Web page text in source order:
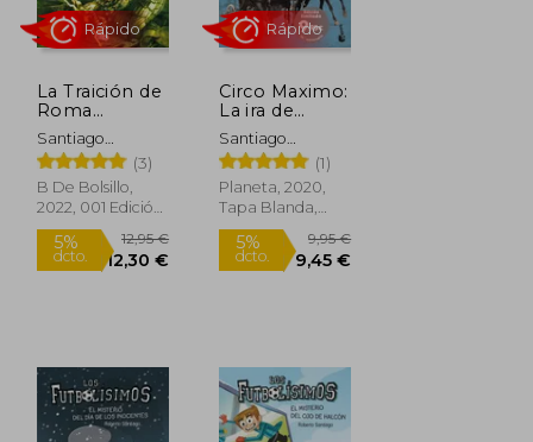
La Traición de
Roma
(Trilogía
Africanus 3)
Santiago
Posteguillo
(3)
B De Bolsillo,
2022, 001 Edición,
Tapa Blanda,
Nuevo
Circo Maximo:
La ira de
Trajano
Santiago
Posteguillo
(1)
Planeta, 2020,
Tapa Blanda,
Nuevo